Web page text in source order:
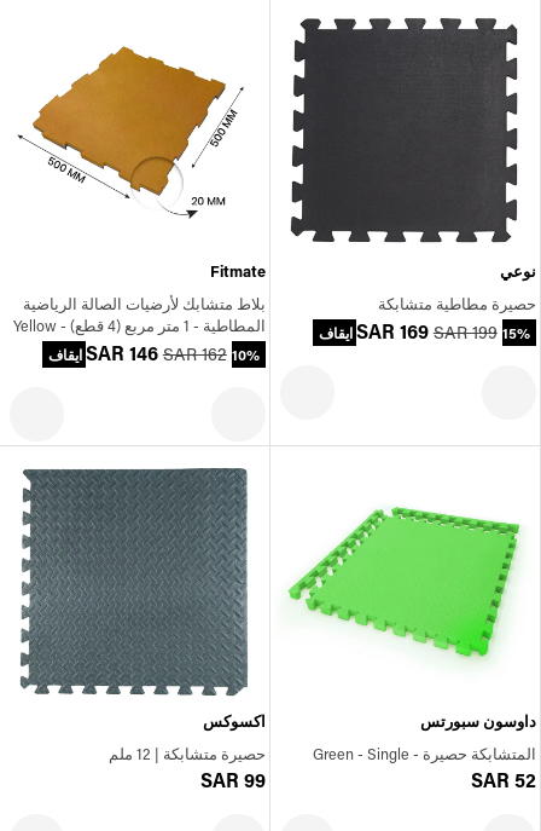
نوعي
حصيرة مطاطية متشابكة
SAR 169 SAR 199 15% ايقاف
Fitmate
بلاط متشابك لأرضيات الصالة الرياضية
المطاطية - 1 متر مربع (4 قطع) - Yellow
SAR 146 SAR 162 10% ايقاف
داوسون سبورتس
المتشابكة حصيرة - Green - Single
SAR 52
اكسوكس
حصيرة متشابكة | 12 ملم
SAR 99